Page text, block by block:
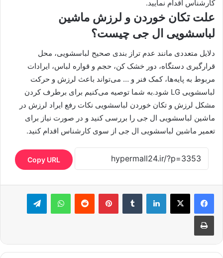
کارشناس اقدام نمایید.
علت تکان خوردن و لرزش ماشین
لباسشویی ال جی چیست؟
دلایل متعددی مانند عدم تراز بندی صحیح لباسشویی، محل
قرارگیری دستگاه، دور خشک کن، حجم و قواره لباس، ایرادات
مربوط به پایه‌ها، کمک فنر و … می‌تواند باعث لرزش و حرکت
لباسشویی LG شود.به شما توصیه می‌کنیم برای برطرف کردن
مشکل لرزش و تکان خوردن لباسشویی نکات رفع ایراد لرزش در
ماشین لباسشویی ال جی را بررسی کنید و در صورت نیاز برای
تعمیر ماشین لباسشویی ال جی از سوی کارشناس اقدام کنید.
Copy URL
لینکدین ‫تامبلر ‫پین‌ترست‫رددیت واتس آپ تلگرام
چاپ